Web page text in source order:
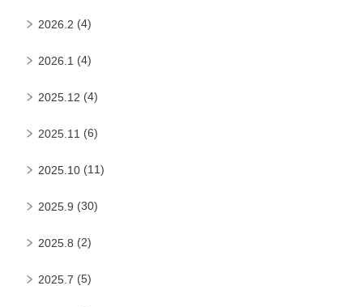
2026.2 (4)
2026.1 (4)
2025.12 (4)
2025.11 (6)
2025.10 (11)
2025.9 (30)
2025.8 (2)
2025.7 (5)